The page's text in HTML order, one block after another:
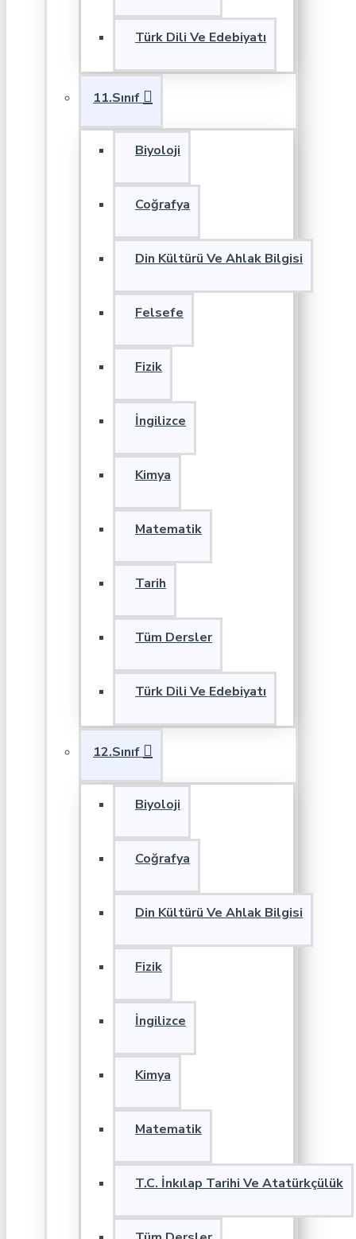
Türk Dili Ve Edebiyatı
11.Sınıf
Biyoloji
Coğrafya
Din Kültürü Ve Ahlak Bilgisi
Felsefe
Fizik
İngilizce
Kimya
Matematik
Tarih
Tüm Dersler
Türk Dili Ve Edebiyatı
12.Sınıf
Biyoloji
Coğrafya
Din Kültürü Ve Ahlak Bilgisi
Fizik
İngilizce
Kimya
Matematik
T.C. İnkılap Tarihi Ve Atatürkçülük